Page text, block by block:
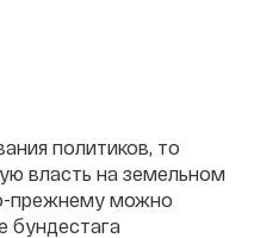
политиков, то
власть на земельном
прежнему можно
бундестага